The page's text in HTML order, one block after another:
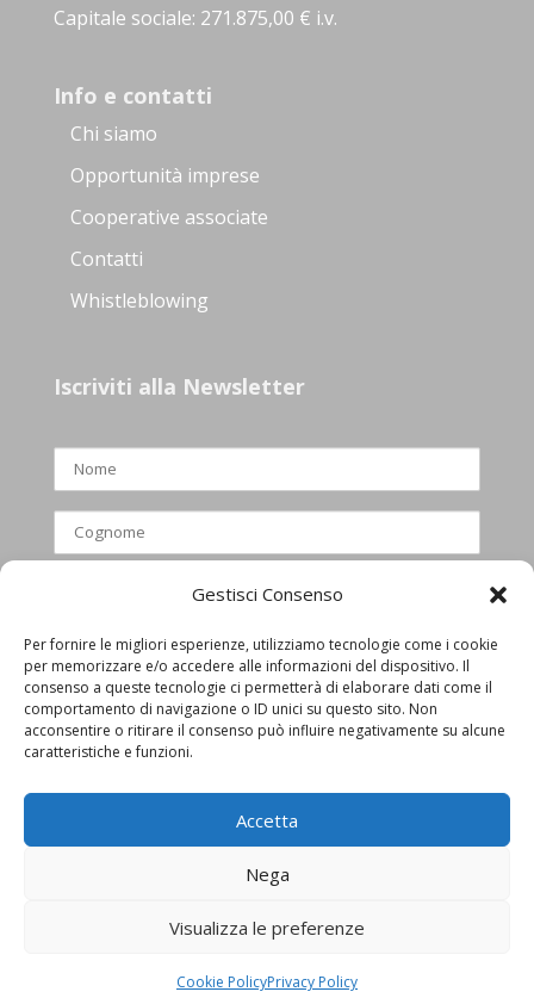
Gestisci Consenso
Per fornire le migliori esperienze, utilizziamo tecnologie come i cookie
per memorizzare e/o accedere alle informazioni del dispositivo. Il
consenso a queste tecnologie ci permetterà di elaborare dati come il
comportamento di navigazione o ID unici su questo sito. Non
acconsentire o ritirare il consenso può influire negativamente su alcune
caratteristiche e funzioni.
Accetta
Nega
Visualizza le preferenze
Cookie PolicyPrivacy Policy
Capitale sociale: 271.875,00 € i.v.
Info e contatti
Chi siamo
Opportunità imprese
Cooperative associate
Contatti
Whistleblowing
Iscriviti alla Newsletter
Ho letto e accettato l’informativa
privacy